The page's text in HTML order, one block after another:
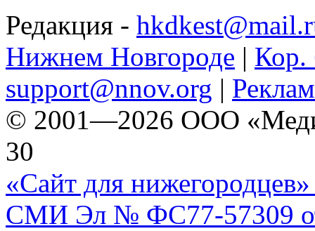
Редакция -
Нижнем Новгороде | Кор.
support@nnov.org |
© 2001—2026 ООО
30
«Сайт для нижегородцев»
СМИ Эл № ФС77-57309